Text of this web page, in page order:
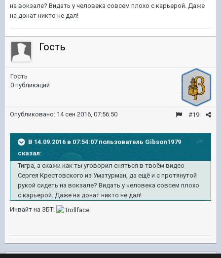
на вокзале? Видать у человека совсем плохо с карьерой. Даже
на донат никто не дал!
Гость
Гость
0 публикаций
#19
Опубликовано: 14 сен 2016, 07:56:50
В 14.09.2016 в 07:54:07 пользователь Gibson1979
сказал:
Тигра, а скажи как ты уговорил сняться в твоём видео
Сергея Крестовского из Уматурман, да ещё и с протянутой
рукой сидеть на вокзале? Видать у человека совсем плохо
с карьерой. Даже на донат никто не дал!
Инвайт на ЗБТ!